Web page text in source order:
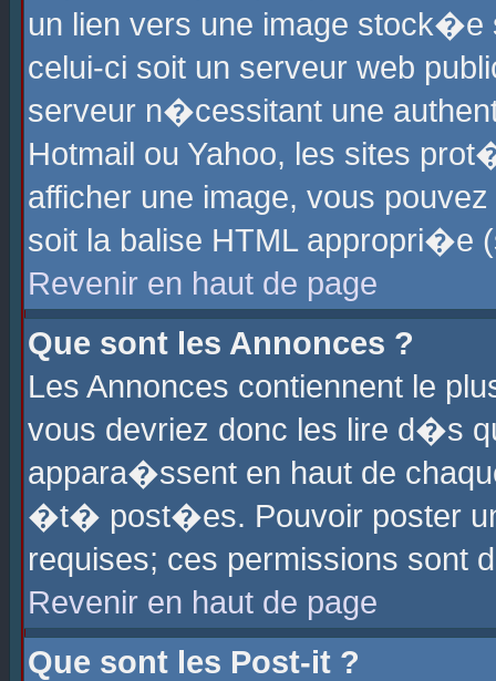
un lien vers une image
celui-ci soit un serveur web
serveur n�cessitant une
Hotmail ou Yahoo, les sites
afficher une image, vous
soit la balise HTML
Revenir en haut de page
Que sont les Annonces ?
Les Annonces contiennent le
vous devriez donc les lire d�s
appara�ssent en haut de
�t� post�es. Pouvoir poster
requises; ces permissions sont
Revenir en haut de page
Que sont les Post-it ?